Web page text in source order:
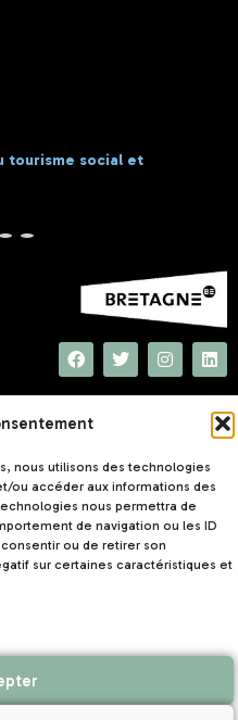
nous utilisons des technologies
ou accéder aux informations des
nous permettra de
de navigation ou les ID
ou de retirer son
sur certaines caractéristiques et
tourisme social et
UNAT Bretagne
5 rue Joseph Le Brix
56000 VANNES